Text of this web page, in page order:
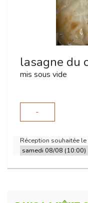
lasagne du
mis sous vide
-
Réception souhaitée le